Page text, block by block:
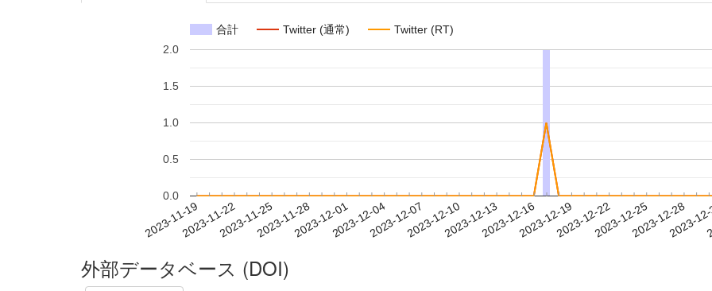
合計 Twitter (通常) Twitter (RT)
2023-11-192023-11-222023-11-252023-11-282023-12-012023-12-042023-12-072023-12-102023-12-132023-12-162023-12-192023-12-222023-12-252023-12-28
2023-
0.0
0.5
1.0
1.5
2.0
外部データベース (DOI)